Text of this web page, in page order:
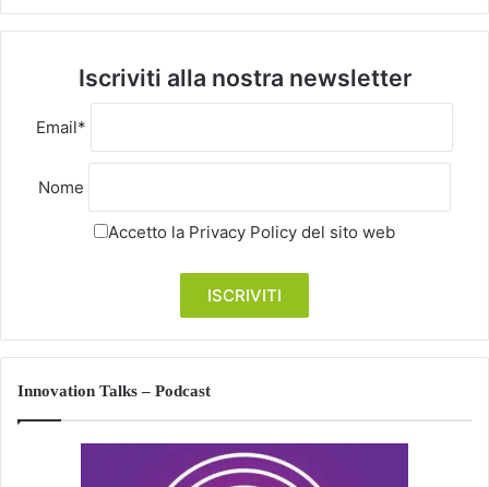
Iscriviti alla nostra newsletter
Email*
Nome
Accetto la Privacy Policy del sito web
Innovation Talks – Podcast